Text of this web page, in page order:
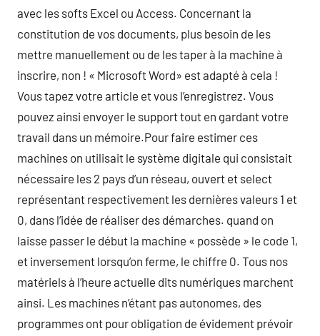
avec les softs Excel ou Access. Concernant la
constitution de vos documents, plus besoin de les
mettre manuellement ou de les taper à la machine à
inscrire, non ! « Microsoft Word» est adapté à cela !
Vous tapez votre article et vous l’enregistrez. Vous
pouvez ainsi envoyer le support tout en gardant votre
travail dans un mémoire.Pour faire estimer ces
machines on utilisait le système digitale qui consistait
nécessaire les 2 pays d’un réseau, ouvert et select
représentant respectivement les dernières valeurs 1 et
0, dans l’idée de réaliser des démarches. quand on
laisse passer le début la machine « possède » le code 1,
et inversement lorsqu’on ferme, le chiffre 0. Tous nos
matériels à l’heure actuelle dits numériques marchent
ainsi. Les machines n’étant pas autonomes, des
programmes ont pour obligation de évidement prévoir